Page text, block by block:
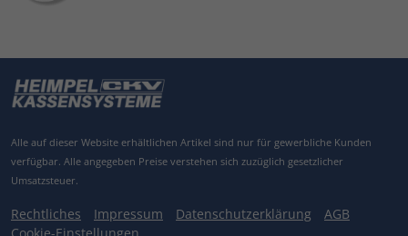
Alle auf dieser Website erhältlichen Artikel sind nur für gewerbliche Kunden
verfügbar. Alle angegeben Preise verstehen sich zuzüglich gesetzlicher
Umsatzsteuer.
Rechtliches Impressum Datenschutzerklärung
AGB